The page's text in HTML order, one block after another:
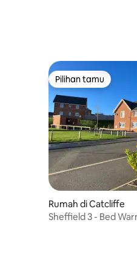
Pilihan tamu
Pilihan tamu
Rumah di Catcliffe
Sheffield 3 - Bed